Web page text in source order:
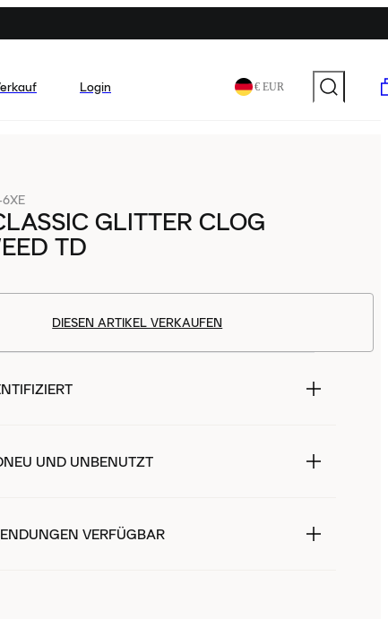
Login € EUR
GLITTER CLOG
TD
DIESEN ARTIKEL VERKAUFEN
UND UNBENUTZT
VERFÜGBAR